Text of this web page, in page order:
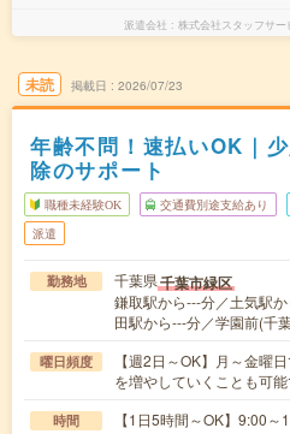
派遣会社 株式会社スタッフサ
未読 掲載日 2026/07/23
年齢不問！速払いOK｜
除のサポート
職種未経験OK 交通費別途支給あり
派遣
勤務地 千葉県千葉市緑区
鎌取駅から---分／土気駅
田駅から---分／学園前(千
曜日頻度
【週2日～OK】月～金曜
を増やしていくことも可
時間
【1日5時間～OK】9:00